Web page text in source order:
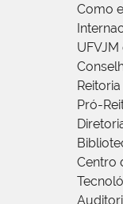
Como
Reitoria
Pró-
Centro